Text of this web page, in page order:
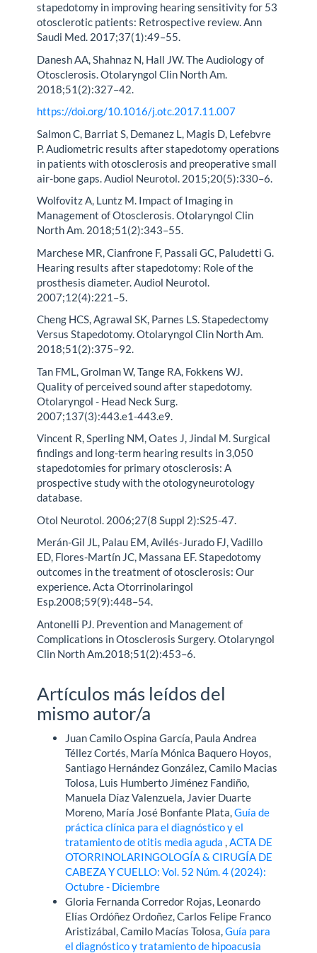
stapedotomy in improving hearing sensitivity for 53
otosclerotic patients: Retrospective review. Ann
Saudi Med. 2017;37(1):49–55.
Danesh AA, Shahnaz N, Hall JW. The Audiology of
Otosclerosis. Otolaryngol Clin North Am.
2018;51(2):327–42.
https://doi.org/10.1016/j.otc.2017.11.007
Salmon C, Barriat S, Demanez L, Magis D, Lefebvre
P. Audiometric results after stapedotomy operations
in patients with otosclerosis and preoperative small
air-bone gaps. Audiol Neurotol. 2015;20(5):330–6.
Wolfovitz A, Luntz M. Impact of Imaging in
Management of Otosclerosis. Otolaryngol Clin
North Am. 2018;51(2):343–55.
Marchese MR, Cianfrone F, Passali GC, Paludetti G.
Hearing results after stapedotomy: Role of the
prosthesis diameter. Audiol Neurotol.
2007;12(4):221–5.
Cheng HCS, Agrawal SK, Parnes LS. Stapedectomy
Versus Stapedotomy. Otolaryngol Clin North Am.
2018;51(2):375–92.
Tan FML, Grolman W, Tange RA, Fokkens WJ.
Quality of perceived sound after stapedotomy.
Otolaryngol - Head Neck Surg.
2007;137(3):443.e1-443.e9.
Vincent R, Sperling NM, Oates J, Jindal M. Surgical
findings and long-term hearing results in 3,050
stapedotomies for primary otosclerosis: A
prospective study with the otologyneurotology
database.
Otol Neurotol. 2006;27(8 Suppl 2):S25-47.
Merán-Gil JL, Palau EM, Avilés-Jurado FJ, Vadillo
ED, Flores-Martín JC, Massana EF. Stapedotomy
outcomes in the treatment of otosclerosis: Our
experience. Acta Otorrinolaringol
Esp.2008;59(9):448–54.
Antonelli PJ. Prevention and Management of
Complications in Otosclerosis Surgery. Otolaryngol
Clin North Am.2018;51(2):453–6.
Artículos más leídos del
mismo autor/a
Juan Camilo Ospina García, Paula Andrea
Téllez Cortés, María Mónica Baquero Hoyos,
Santiago Hernández González, Camilo Macias
Tolosa, Luis Humberto Jiménez Fandiño,
Manuela Díaz Valenzuela, Javier Duarte
Moreno, María José Bonfante Plata,Guía de
práctica clínica para el diagnóstico y el
tratamiento de otitis media aguda,ACTA DE
OTORRINOLARINGOLOGÍA & CIRUGÍA DE
CABEZA Y CUELLO: Vol. 52 Núm. 4 (2024):
Octubre - Diciembre
Gloria Fernanda Corredor Rojas, Leonardo
Elías Ordóñez Ordoñez, Carlos Felipe Franco
Aristizábal, Camilo Macías Tolosa,Guía para
el diagnóstico y tratamiento de hipoacusia